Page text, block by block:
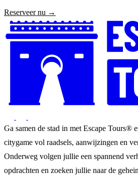
Reserveer nu →
Ga samen de stad in met Escape Tours®
citygame vol raadsels, aanwijzingen en
Onderweg volgen jullie een spannend
opdrachten en zoeken jullie naar de